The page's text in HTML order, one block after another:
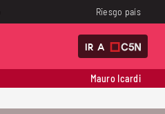
Riesgo país
IR A
Mauro Icardi